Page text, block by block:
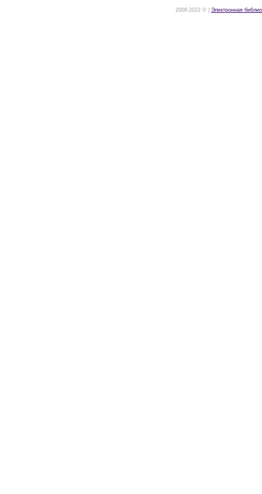
2008-2022 © | Электронная